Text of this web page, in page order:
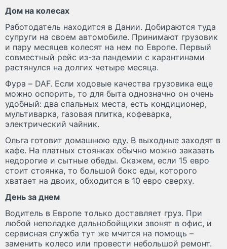
Дом на колесах
Работодатель находится в Дании. Добираются туда
супруги на своем автомобиле. Принимают грузовик
и пару месяцев колесят на нем по Европе. Первый
совместный рейс из-за пандемии с карантинами
растянулся на долгих четыре месяца.
Фура – DAF. Если ходовые качества грузовика еще
можно оспорить, то для быта однозначно он очень
удобный: два спальных места, есть кондиционер,
мультиварка, газовая плитка, кофеварка,
электрический чайник.
Ольга готовит домашнюю еду. В выходные заходят в
кафе. На платных стоянках обычно можно заказать
недорогие и сытные обеды. Скажем, если 15 евро
стоит стоянка, то большой бокс еды, которого
хватает на двоих, обходится в 10 евро сверху.
День за днем
Водитель в Европе только доставляет груз. При
любой неполадке дальнобойщики звонят в офис, и
сервисная служба тут же мчится на помощь –
заменить колесо или провести небольшой ремонт.